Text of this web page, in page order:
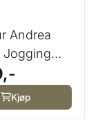
Andrea
Jogging
...Kjøp